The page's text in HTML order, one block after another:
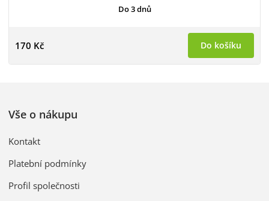
Do 3 dnů
170 Kč Do košíku
Vše o nákupu
Kontakt
Platební podmínky
Profil společnosti